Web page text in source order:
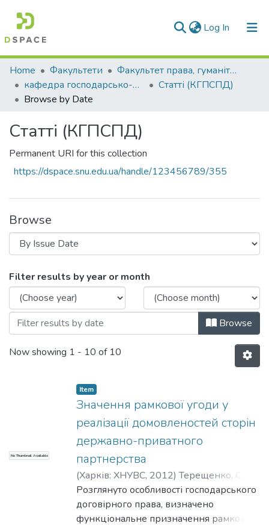
Log In (current)
Communities & Collections
All of DSpace
Home Факультети
Факультет права, гуманітарних і соціальних наук
кафедра господарсько-правових та суспільно-політичних дисциплін
Статті (КГПСПД)
Browse by Date
Статті (КГПСПД)
Permanent URI for this collection
https://dspace.snu.edu.ua/handle/123456789/355
Browse
Browsing Статті (КГПСПД) by Issue
Filter results by year or month
Browse
Now showing 1 - 10 of 10
No Thumbnail Available
Item
Значення рамкової угоди у
реалізації домовленостей сторін
державно-приватного
партнерства
(Харків: ХНУВС, 2012)Терещенко, С. В.
Tereshchenko, Serhii
Розглянуто особливості господарського
договірного права, визначено
функціональне призначення рамкової